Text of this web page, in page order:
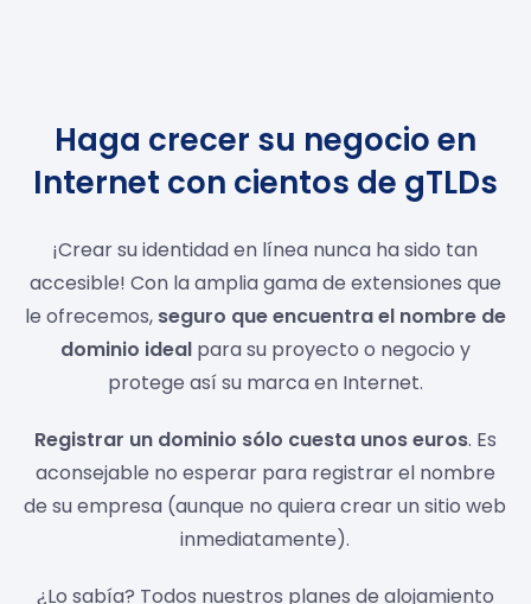
Haga crecer su negocio en
Internet con cientos de gTLDs
¡Crear su identidad en línea nunca ha sido tan
accesible! Con la amplia gama de extensiones que
le ofrecemos, seguro que encuentra el nombre de
dominio idealpara su proyecto o negocio y
protege así su marca en Internet.
Registrar un dominio sólo cuesta unos euros. Es
aconsejable no esperar para registrar el nombre
de su empresa (aunque no quiera crear un sitio web
inmediatamente).
¿Lo sabía? Todos nuestros planes de alojamiento